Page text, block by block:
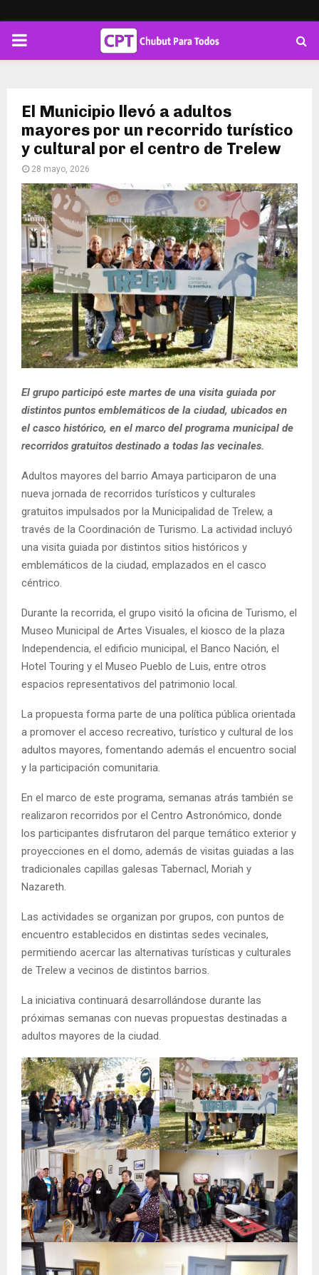
PRIMARY
El Municipio llevó a adultos
mayores por un recorrido turístico
y cultural por el centro de Trelew
28 mayo, 2026
El grupo participó este martes de una visita guiada por
distintos puntos emblemáticos de la ciudad, ubicados en
el casco histórico, en el marco del programa municipal de
recorridos gratuitos destinado a todas las vecinales.
Adultos mayores del barrio Amaya participaron de una
nueva jornada de recorridos turísticos y culturales
gratuitos impulsados por la Municipalidad de Trelew, a
través de la Coordinación de Turismo. La actividad incluyó
una visita guiada por distintos sitios históricos y
emblemáticos de la ciudad, emplazados en el casco
céntrico.
Durante la recorrida, el grupo visitó la oficina de Turismo, el
Museo Municipal de Artes Visuales, el kiosco de la plaza
Independencia, el edificio municipal, el Banco Nación, el
Hotel Touring y el Museo Pueblo de Luis, entre otros
espacios representativos del patrimonio local.
La propuesta forma parte de una política pública orientada
a promover el acceso recreativo, turístico y cultural de los
adultos mayores, fomentando además el encuentro social
y la participación comunitaria.
En el marco de este programa, semanas atrás también se
realizaron recorridos por el Centro Astronómico, donde
los participantes disfrutaron del parque temático exterior y
proyecciones en el domo, además de visitas guiadas a las
tradicionales capillas galesas Tabernacl, Moriah y
Nazareth.
Las actividades se organizan por grupos, con puntos de
encuentro establecidos en distintas sedes vecinales,
permitiendo acercar las alternativas turísticas y culturales
de Trelew a vecinos de distintos barrios.
La iniciativa continuará desarrollándose durante las
próximas semanas con nuevas propuestas destinadas a
adultos mayores de la ciudad.